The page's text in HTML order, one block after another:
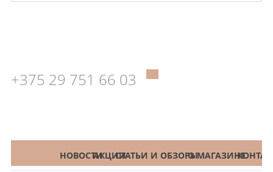
+375 29 751 66 03
КАТАЛОГНОВОСТИАКЦИИСТАТЬИ И ОБЗОРЫО МАГАЗИНЕ